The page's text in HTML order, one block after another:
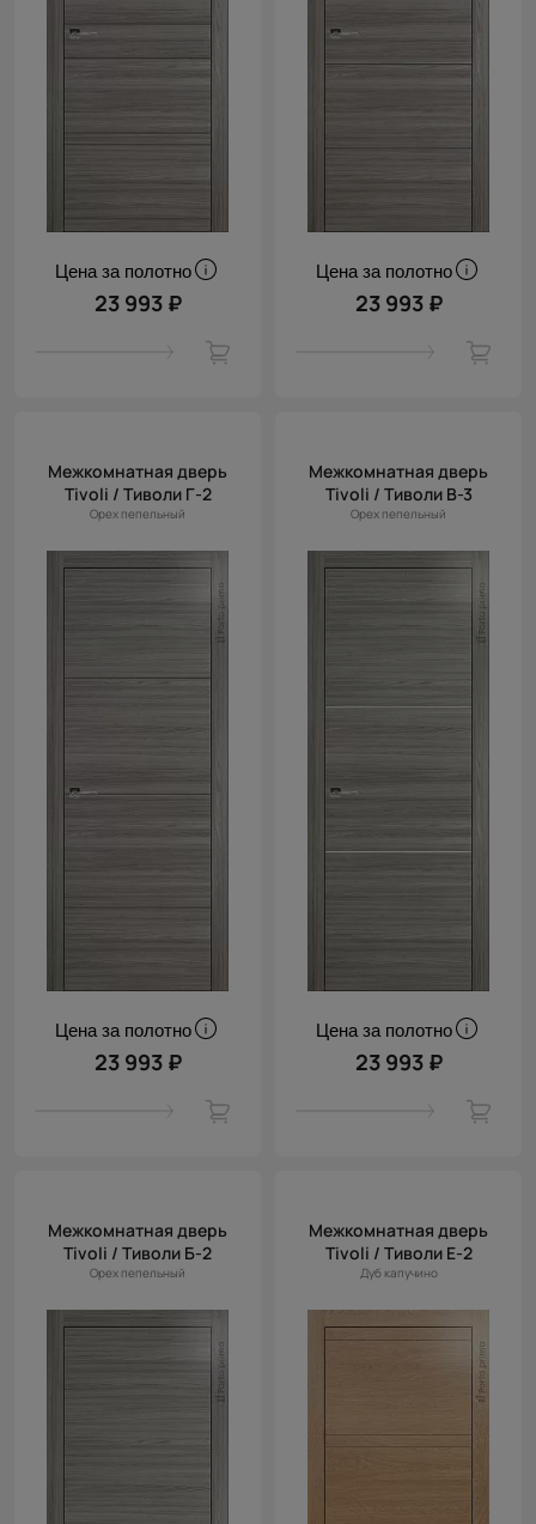
Цена за полотно
23 993 ₽
Цена за полотно
23 993 ₽
Межкомнатная дверь
Tivoli / Тиволи Г-2
Орех пепельный
Цена за полотно
23 993 ₽
Межкомнатная дверь
Tivoli / Тиволи В-3
Орех пепельный
Цена за полотно
23 993 ₽
Межкомнатная дверь
Tivoli / Тиволи Б-2
Орех пепельный
Межкомнатная дверь
Tivoli / Тиволи Е-2
Дуб капучино